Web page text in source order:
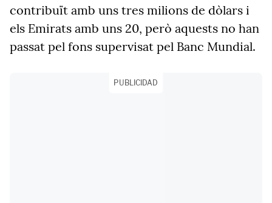
contribuït amb uns tres milions de dòlars i
els Emirats amb uns 20, però aquests no han
passat pel fons supervisat pel Banc Mundial.
PUBLICIDAD